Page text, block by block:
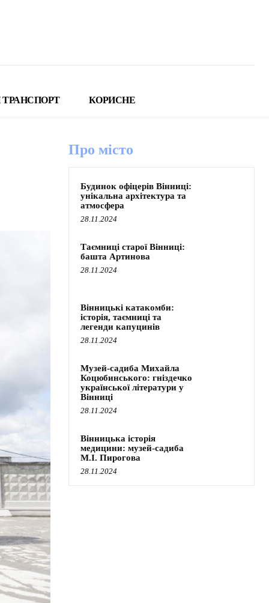
КОРИСНЕ
Про місто
Будинок офіцерів Вінниці:
унікальна архітектура та
атмосфера
28.11.2024
Таємниці старої Вінниці:
башта Артинова
28.11.2024
Вінницькі катакомби:
історія, таємниці та
легенди капуцинів
28.11.2024
Музей-садиба Михайла
Коцюбинського: гніздечко
української літератури у
Вінниці
28.11.2024
Вінницька історія
медицини: музей-садиба
М.І. Пирогова
28.11.2024